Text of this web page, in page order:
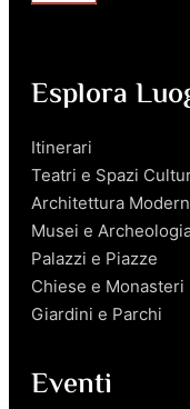
Esplora
Itinerari
Teatri e Spazi
Architettura
Musei e
Palazzi e Piazze
Chiese e Monasteri
Giardini e Parchi
Eventi